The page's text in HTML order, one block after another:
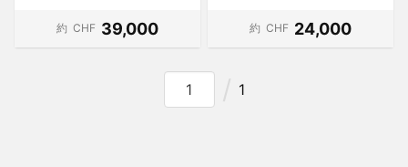
約 CHF 39,000 約 CHF 24,000
1